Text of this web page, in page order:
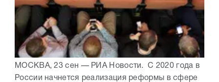
МОСКВА, 23 сен — РИА Новости. С 2020 года в
России начнется реализация реформы в сфере